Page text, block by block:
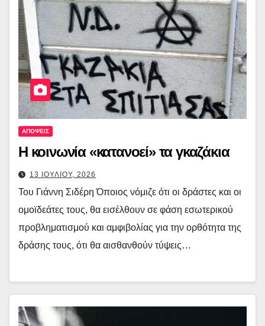
ΑΠΟΨΕΙΣ
Η κοινωνία «κατανοεί» τα γκαζάκια
13 ΙΟΥΛΙΟΥ, 2026
Του Γιάννη Σιδέρη Όποιος νόμιζε ότι οι δράστες και οι
ομοϊδεάτες τους, θα εισέλθουν σε φάση εσωτερικού
προβληματισμού και αμφιβολίας για την ορθότητα της
δράσης τους, ότι θα αισθανθούν τύψεις…